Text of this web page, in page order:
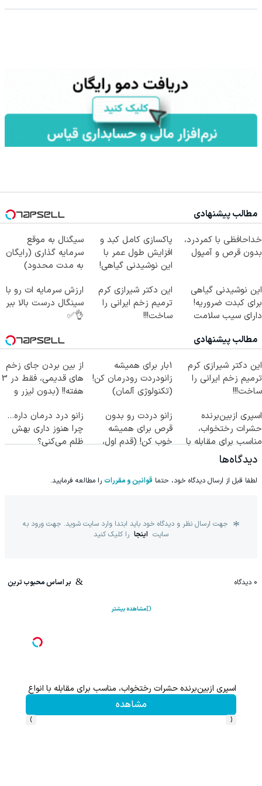
مطالب پیشنهادی
خداحافظی با کمردرد،
بدون قرص و آمپول
پاکسازی کامل کبد و
افزایش طول عمر با
این نوشیدنی گیاهی!
سیگنال به موقع
سرمایه گذاری (رایگان
به مدت محدود)
این نوشیدنی گیاهی
برای کبدت ضروریه!
دارای سیب سلامت
این دکتر شیرازی کرم
ترمیم زخم ایرانی را
ساخت!!!
ارزش سرمایه ات رو با
سینگال درست بالا ببر
👌✅
مطالب پیشنهادی
این دکتر شیرازی کرم
ترمیم زخم ایرانی را
ساخت!!!
1بار برای همیشه
زانودردت رودرمان کن!
(تکنولوژی آلمان)
از بین بردن جای زخم
های قدیمی، فقط در 3
هفته!! (بدون لیزر و
اسپری ازبین‌برنده
حشرات رختخواب،
مناسب برای مقابله با
انواع ساس
زانو دردت رو بدون
قرص برای همیشه
خوب کن! (قدم اول،
زانو درد درمان داره…
چرا هنوز داری بهش
ظلم می‌کنی؟
دیدگاه‌ها
لطفا قبل از ارسال دیدگاه خود، حتما قوانین و مقررات را مطالعه فرمایید.
جهت ارسال نظر و دیدگاه خود باید ابتدا وارد سایت شوید. جهت ورود به
سایت اینجا را کلیک کنید
0 دیدگاه بر اساس محبوب ترین
مشاهده بیشتر
اسپری ازبین‌برنده حشرات رختخواب، مناسب برای مقابله با انواع ساس
مشاهده
‹
›